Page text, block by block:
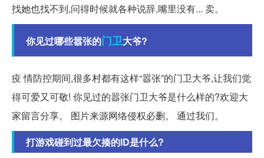
找她也找不到,问得时候就各种说辞,嘴里没有... 卖。
你见过哪些嚣张的门卫大爷?
疫 情防控期间,很多村都有这样“嚣张”的门卫大爷,让我们觉
得可爱又可敬! 你见过的嚣张门卫大爷是什么样的?欢迎大
家留言分享。 图片来源网络侵权必删。 通过我们。
打游戏碰到过最欠揍的ID是什么?